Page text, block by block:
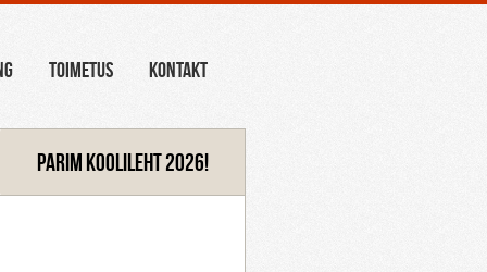
TOIMETUS KONTAKT
Parim koolileht 2026!